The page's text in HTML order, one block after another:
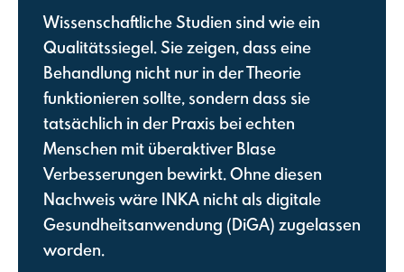
Wissenschaftliche Studien sind wie ein
Qualitätssiegel. Sie zeigen, dass eine
Behandlung nicht nur in der Theorie
funktionieren sollte, sondern dass sie
tatsächlich in der Praxis bei echten
Menschen mit überaktiver Blase
Verbesserungen bewirkt. Ohne diesen
Nachweis wäre INKA nicht als digitale
Gesundheitsanwendung (DiGA) zugelassen
worden.